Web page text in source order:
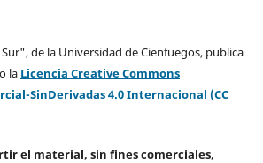
de la Universidad de Cienfuegos, publica
la Licencia Creative Commons
SinDerivadas 4.0 Internacional (CC
el material, sin fines comerciales,